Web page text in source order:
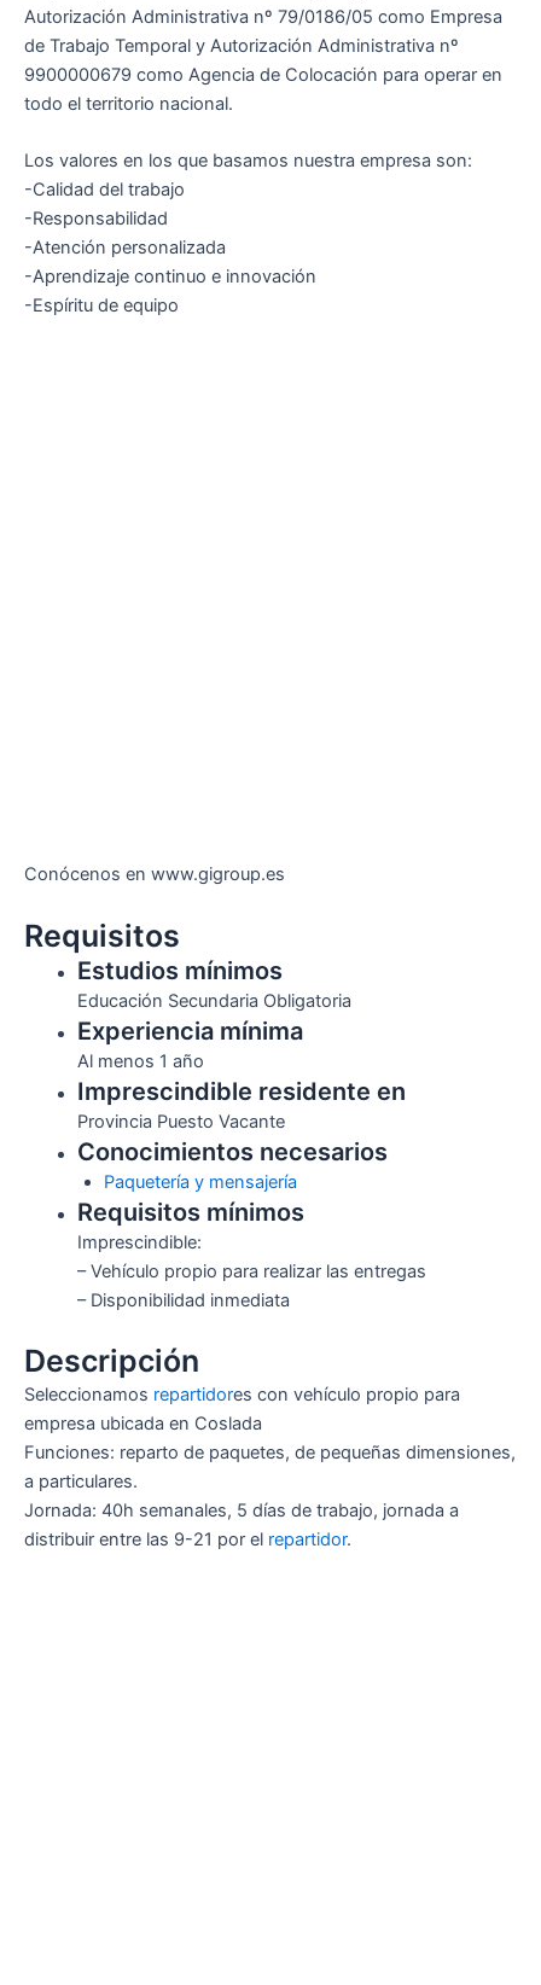
Autorización Administrativa nº 79/0186/05 como Empresa
de Trabajo Temporal y Autorización Administrativa nº
9900000679 como Agencia de Colocación para operar en
todo el territorio nacional.
Los valores en los que basamos nuestra empresa son:
-Calidad del trabajo
-Responsabilidad
-Atención personalizada
-Aprendizaje continuo e innovación
-Espíritu de equipo
Conócenos en www.gigroup.es
Requisitos
Estudios mínimos
Educación Secundaria Obligatoria
Experiencia mínima
Al menos 1 año
Imprescindible residente en
Provincia Puesto Vacante
Conocimientos necesarios
Paquetería y mensajería
Requisitos mínimos
Imprescindible:
– Vehículo propio para realizar las entregas
– Disponibilidad inmediata
Descripción
Seleccionamos repartidores con vehículo propio para
empresa ubicada en Coslada
Funciones: reparto de paquetes, de pequeñas dimensiones,
a particulares.
Jornada: 40h semanales, 5 días de trabajo, jornada a
distribuir entre las 9-21 por el repartidor.